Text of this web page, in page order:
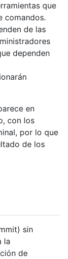
que
comandos.
de las
dependen
en
con los
por lo que
de los
sin
la
de